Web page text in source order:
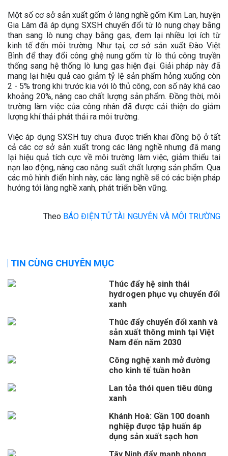
Một số cơ sở sản xuất gốm ở làng nghề gốm Kim Lan, huyện
Gia Lâm đã áp dụng SXSH chuyển đổi từ lò nung chạy bằng
than sang lò nung chạy bằng gas, đem lại nhiều lợi ích từ
kinh tế đến môi trường. Như tại, cơ sở sản xuất Đào Việt
Bình để thay đổi công ghệ nung gốm từ lò thủ công truyền
thống sang hệ thống lò lung gas hiện đại. Giải pháp này đã
mang lại hiệu quả cao giảm tỷ lệ sản phẩm hỏng xuống còn
2 - 5% trong khi trước kia với lò thủ công, con số này khá cao
khoảng 20%, nâng cao chất lượng sản phẩm. Đồng thời, môi
trường làm việc của công nhân đã được cải thiện do giảm
lượng khí thải phát thải ra môi trường.
Việc áp dụng SXSH tuy chưa được triển khai đồng bộ ở tất
cả các cơ sở sản xuất trong các làng nghề nhưng đã mang
lại hiệu quả tích cực về môi trường làm việc, giảm thiểu tai
nạn lao động, nâng cao năng suất chất lượng sản phẩm. Qua
các mô hình điển hình này, các làng nghề sẽ có các biện pháp
hướng tới làng nghề xanh, phát triển bền vững.
Theo BÁO ĐIỆN TỬ TÀI NGUYÊN VÀ MÔI TRƯỜNG
TIN CÙNG CHUYÊN MỤC
Thúc đẩy hệ sinh thái
hydrogen phục vụ chuyển đổi
xanh
Thúc đẩy chuyển đổi xanh và
sản xuất thông minh tại Việt
Nam đến năm 2030
Công nghệ xanh mở đường
cho kinh tế tuần hoàn
Lan tỏa thói quen tiêu dùng
xanh
Khánh Hoà: Gần 100 doanh
nghiệp được tập huấn áp
dụng sản xuất sạch hơn